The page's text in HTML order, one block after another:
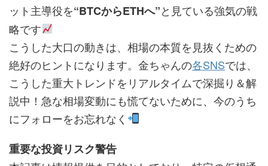
ット主導役を“BTCからETHへ”と見ている強気の戦
略です
こうした大口の動きは、相場の本質を見抜くための
絶好のヒントになります。金ちゃんの各SNSでは、
こうした重大トレンドをリアルタイムで深掘り＆解
説中！急な相場変動にも慌てないために、今のうち
にフォローをお忘れなく
重要な投資リスク警告